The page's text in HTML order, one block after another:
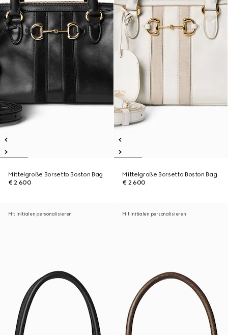
Mittelgroße Borsetto Boston Bag
€ 2.600
Mittelgroße Borsetto Boston Bag
€ 2.600
Mit Initialen personalisieren Mit Initialen personalisieren